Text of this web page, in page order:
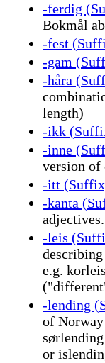
-ferdig
Bokmål
-fest
-gam
-håra
length)
-ikk
-inne
version of
-itt
-kanta
adjectives.
-leis
e.g.
-lending
of
or